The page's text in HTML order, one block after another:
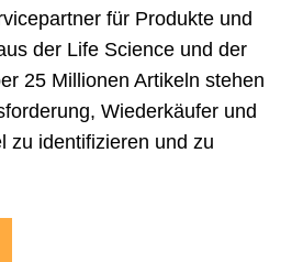
für Produkte und
der Life Science und der
25 Millionen Artikeln stehen
Wiederkäufer und
zu identifizieren und zu